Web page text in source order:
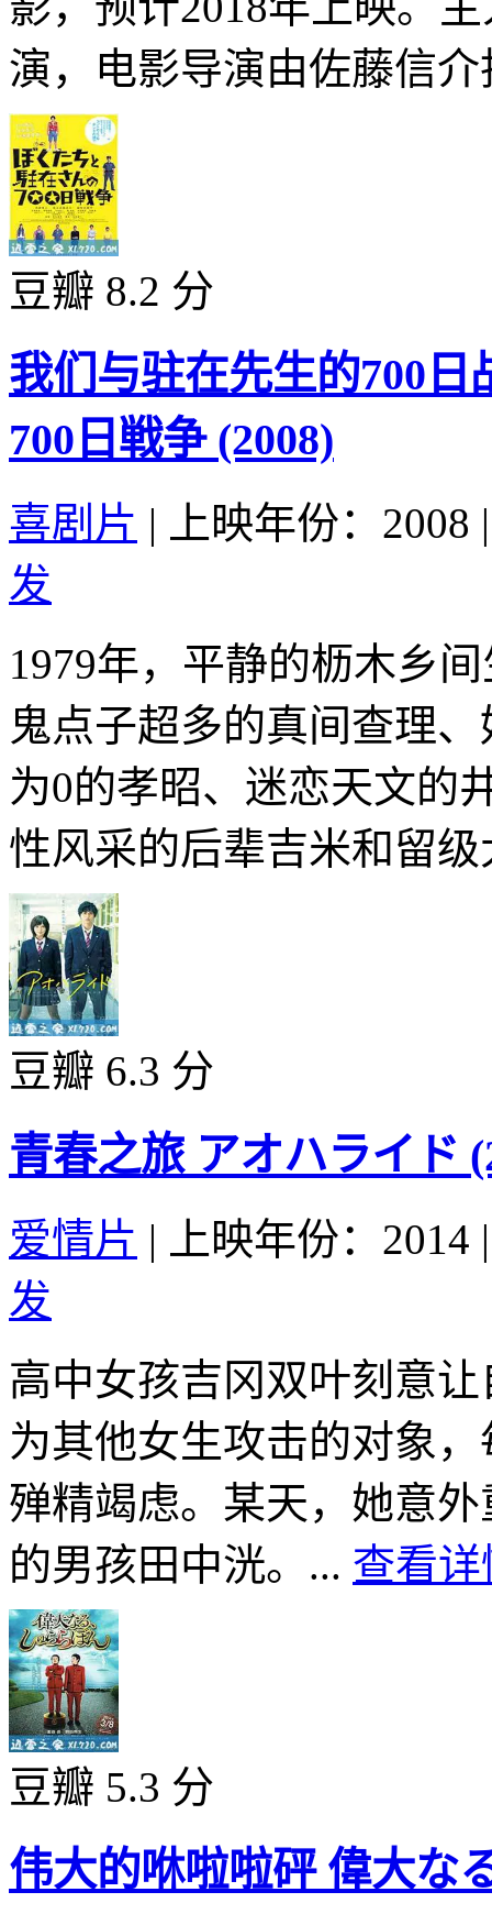
演，电影导演由佐藤信
豆瓣 8.2 分
我们与驻在先生的700
700日戦争 (2008)
喜剧片 | 上映年份：2008 |
发
1979年，平静的枥木乡
鬼点子超多的真间查理
为0的孝昭、迷恋天文的
性风采的后辈吉米和留
豆瓣 6.3 分
青春之旅 アオハライド
爱情片 | 上映年份：2014 |
发
高中女孩吉冈双叶刻意
为其他女生攻击的对象
殚精竭虑。某天，她意
的男孩田中洸。... 查看详
豆瓣 5.3 分
伟大的咻啦啦砰 偉大な